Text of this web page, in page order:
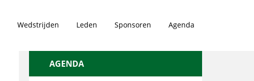
Wedstrijden Leden Sponsoren Agenda
AGENDA